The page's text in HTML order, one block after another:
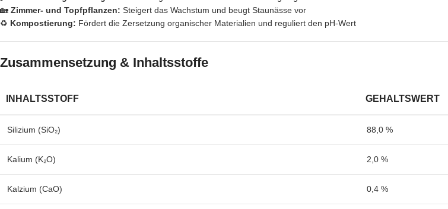
🏡 Zimmer- und Topfpflanzen: Steigert das Wachstum und beugt Staunässe vor
♻ Kompostierung: Fördert die Zersetzung organischer Materialien und reguliert den pH-Wert
Zusammensetzung & Inhaltsstoffe
INHALTSSTOFF GEHALTSWERT
Silizium (SiO₂) 88,0 %
Kalium (K₂O) 2,0 %
Kalzium (CaO) 0,4 %